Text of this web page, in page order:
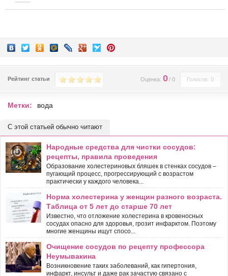
Рейтинг статьи Голосов: 0
Оценка: 0/ 0
Метки: вода
С этой статьей обычно читают
Народные средства для чистки сосудов:
рецепты, правила проведения
Образование холестериновых бляшек в стенках сосудов –
пугающий процесс, прогрессирующий с возрастом
практически у каждого человека...
Норма холестерина у женщин разного возраста.
Таблица от 5 лет до старше 70 лет
Известно, что отложение холестерина в кровеносных
сосудах опасно для здоровья, грозит инфарктом. Поэтому
многие женщины ищут спосо...
Очищение сосудов по рецепту профессора
Неумывакина
Возникновение таких заболеваний, как гипертония,
инфаркт, инсульт и даже рак зачастую связано с